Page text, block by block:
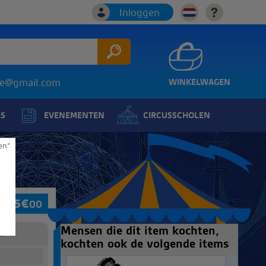
WINKELWAGEN
EVENEMENTEN CIRCUSSCHOLEN
595€00
Mensen die dit item kochten,
kochten ook de volgende items
Inloggen